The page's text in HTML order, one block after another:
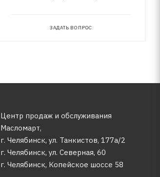
ЗАДАТЬ ВОПРОС
Центр продаж и обслуживания
Масломарт,
г. Челябинск, ул. Танкистов, 177а/2
г. Челябинск, ул. Северная, 60
г. Челябинск, Копейское шоссе 58